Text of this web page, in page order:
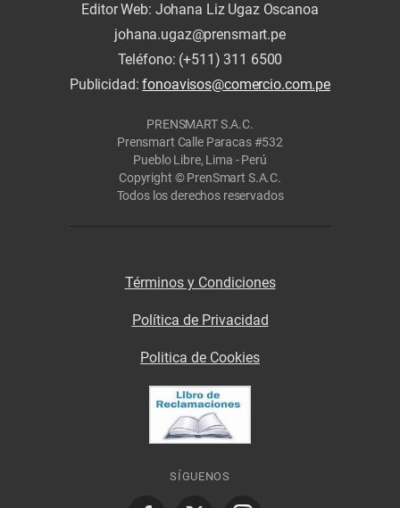
Editor Web: Johana Liz Ugaz Oscanoa
johana.ugaz@prensmart.pe
Teléfono: (+511) 311 6500
Publicidad:fonoavisos@comercio.com.pe
PRENSMART S.A.C.
Prensmart Calle Paracas #532
Pueblo Libre, Lima - Perú
Copyright © PrenSmart S.A.C.
Todos los derechos reservados
Términos y Condiciones
Política de Privacidad
Politica de Cookies
SÍGUENOS